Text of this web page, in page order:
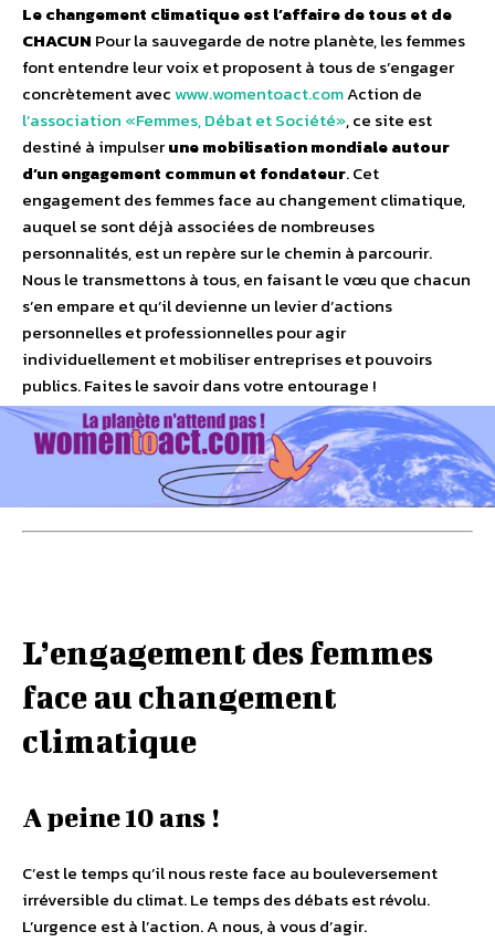
Le changement climatique est l’affaire de tous et de
CHACUN Pour la sauvegarde de notre planète, les femmes
font entendre leur voix et proposent à tous de s’engager
concrètement avecwww.womentoact.comAction de
l’association «Femmes, Débat et Société», ce site est
destiné à impulserune mobilisation mondiale autour
d’un engagement commun et fondateur. Cet
engagement des femmes face au changement climatique,
auquel se sont déjà associées de nombreuses
personnalités, est un repère sur le chemin à parcourir.
Nous le transmettons à tous, en faisant le vœu que chacun
s’en empare et qu’il devienne un levier d’actions
personnelles et professionnelles pour agir
individuellement et mobiliser entreprises et pouvoirs
publics. Faites le savoir dans votre entourage !
L’engagement des femmes
face au changement
climatique
A peine 10 ans !
C’est le temps qu’il nous reste face au bouleversement
irréversible du climat. Le temps des débats est révolu.
L’urgence est à l’action. A nous, à vous d’agir.